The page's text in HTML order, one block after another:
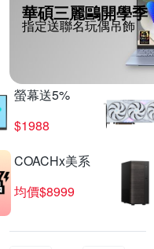
華碩三麗鷗開學季
指定送聯名玩偶吊飾
螢幕送5%
$1988
COACHx美系
均價$8999